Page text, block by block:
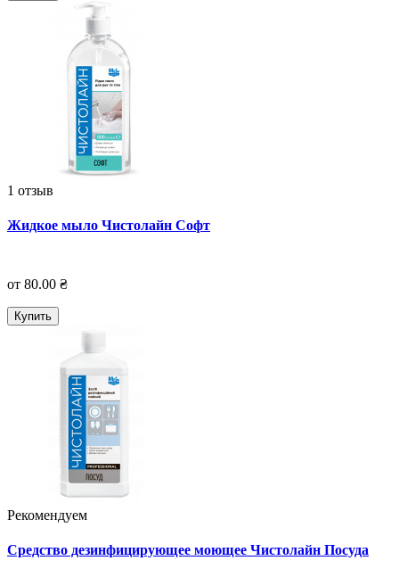
1 отзыв
Жидкое мыло Чистолайн Софт
от 80.00 ₴
Купить
Рекомендуем
Средство дезинфицирующее моющее Чистолайн Посуда